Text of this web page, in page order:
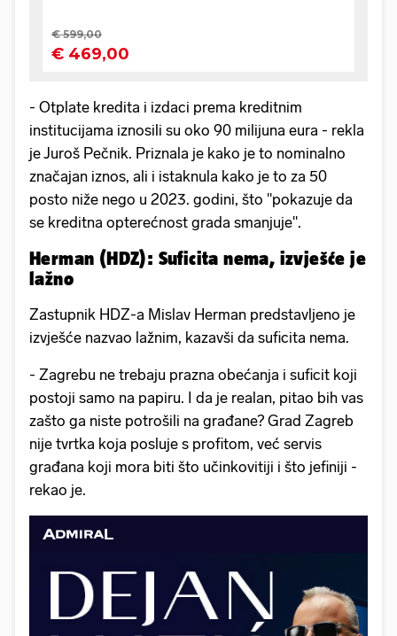
- Otplate kredita i izdaci prema kreditnim
institucijama iznosili su oko 90 milijuna eura - rekla
je Juroš Pečnik. Priznala je kako je to nominalno
značajan iznos, ali i istaknula kako je to za 50
posto niže nego u 2023. godini, što "pokazuje da
se kreditna opterećnost grada smanjuje''.
Herman (HDZ): Suficita nema, izvješće je
lažno
Zastupnik HDZ-a Mislav Herman predstavljeno je
izvješće nazvao lažnim, kazavši da suficita nema.
- Zagrebu ne trebaju prazna obećanja i suficit koji
postoji samo na papiru. I da je realan, pitao bih vas
zašto ga niste potrošili na građane? Grad Zagreb
nije tvrtka koja posluje s profitom, već servis
građana koji mora biti što učinkovitiji i što jefiniji -
rekao je.